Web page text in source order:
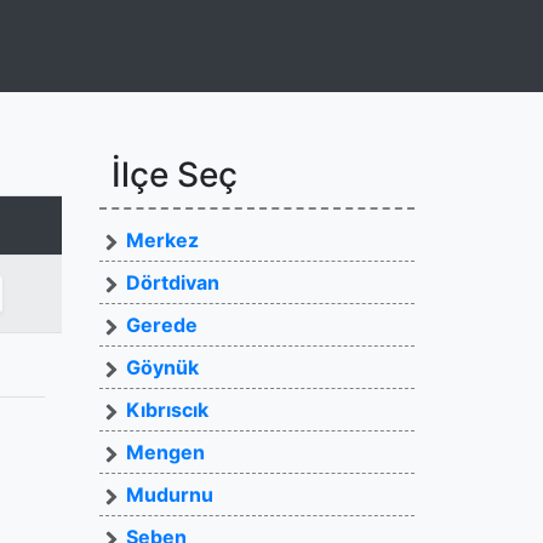
İlçe Seç
Merkez
Dörtdivan
Gerede
Göynük
Kıbrıscık
Mengen
Mudurnu
Seben